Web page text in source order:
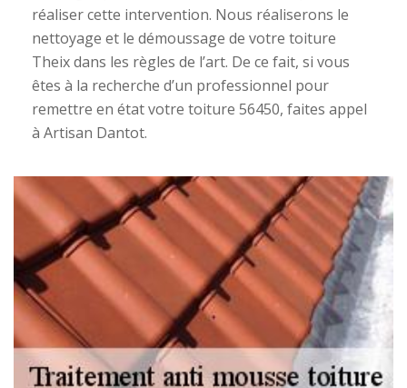
réaliser cette intervention. Nous réaliserons le
nettoyage et le démoussage de votre toiture
Theix dans les règles de l’art. De ce fait, si vous
êtes à la recherche d’un professionnel pour
remettre en état votre toiture 56450, faites appel
à Artisan Dantot.